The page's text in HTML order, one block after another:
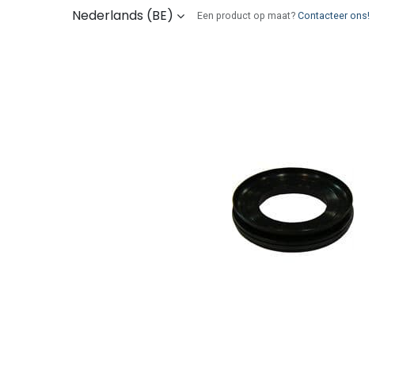
Overslaan naar inhoudNederlands (BE) Een product op maat? Contacteer ons!